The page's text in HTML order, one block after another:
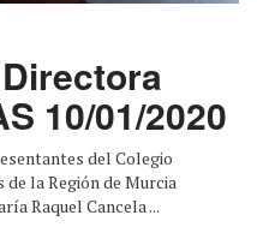
10/01/2020
del Colegio
la Región de Murcia
Raquel Cancela ...